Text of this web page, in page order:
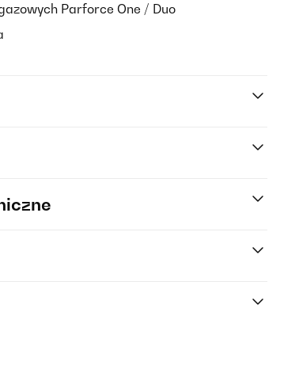
Parforce One / Duo